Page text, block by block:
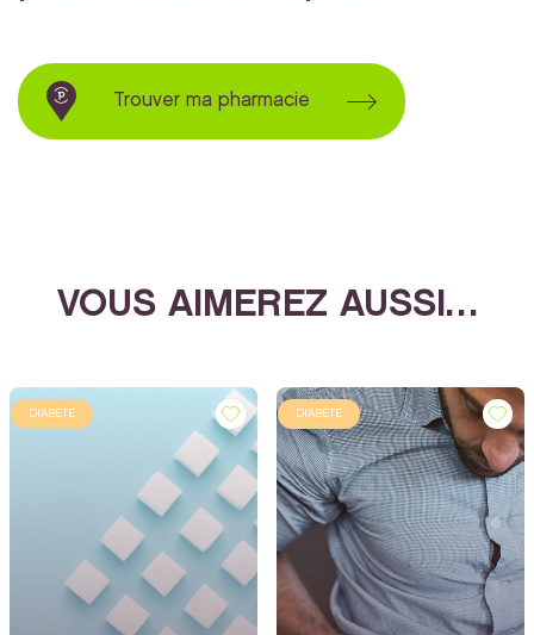
Trouver ma pharmacie
VOUS AIMEREZ AUSSI…
DIABÈTE DIABÈTE